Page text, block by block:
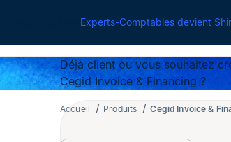
Experts-Comptables devient
Déjà client ou vous souhaitez
Cegid Invoice & Financing ?
Accueil Produits Cegid Invoice &